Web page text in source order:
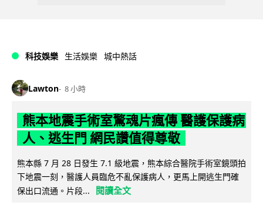
科技娛樂 生活娛樂 城中熱話
Lawton 8 小時
熊本地震手術室驚魂片瘋傳 醫護保護病
人、逃生門 網民讚值得尊敬
熊本縣 7 月 28 日發生 7.1 級地震，熊本綜合醫院手術室鏡頭拍
下地震一刻，醫護人員臨危不亂保護病人，更馬上開逃生門確
保出口流通。片段...
閱讀全文